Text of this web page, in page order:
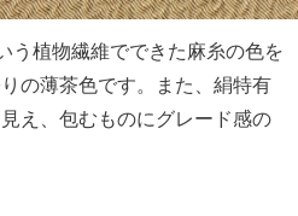
う植物繊維でできた麻糸の色を
の薄茶色です。また、絹特有
え、包むものにグレード感の